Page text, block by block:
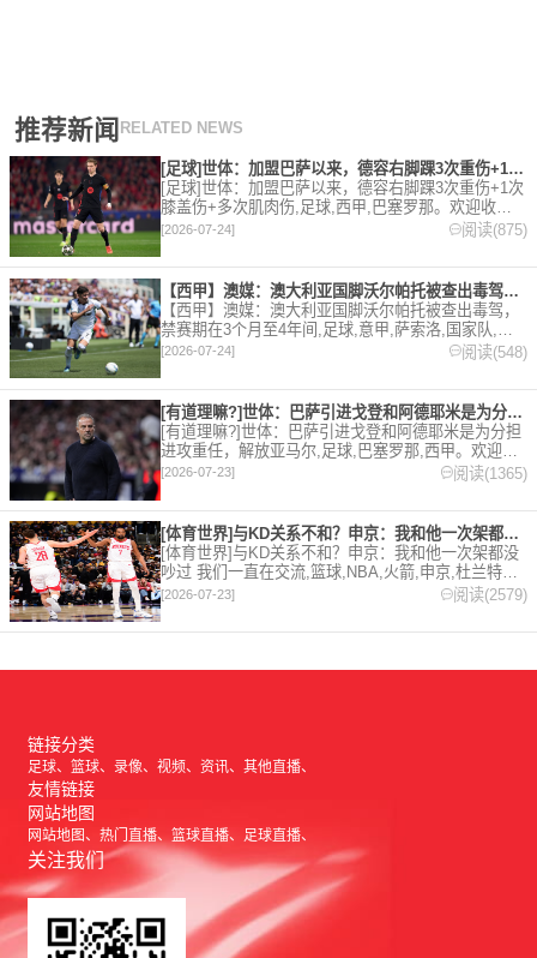
推荐新闻 RELATED NEWS
[足球]世体：加盟巴萨以来，德容右脚踝3次重伤+1次膝盖伤+
[足球]世体：加盟巴萨以来，德容右脚踝3次重伤+1次
膝盖伤+多次肌肉伤,足球,西甲,巴塞罗那。欢迎收藏
本站，24小时为你更新最新的足球，篮球体育资讯。
[2026-07-24] 阅读(875)
【西甲】澳媒：澳大利亚国脚沃尔帕托被查出毒驾，禁赛期在3个月
【西甲】澳媒：澳大利亚国脚沃尔帕托被查出毒驾，
禁赛期在3个月至4年间,足球,意甲,萨索洛,国家队,澳
大利亚,英超,西甲,德甲,法甲,五洲。欢迎收藏本站，
[2026-07-24] 阅读(548)
[有道理嘛?]世体：巴萨引进戈登和阿德耶米是为分担进攻重任，
[有道理嘛?]世体：巴萨引进戈登和阿德耶米是为分担
进攻重任，解放亚马尔,足球,巴塞罗那,西甲。欢迎收
藏本站，24小时为你更新最新的足球，篮球体育资
[2026-07-23] 阅读(1365)
[体育世界]与KD关系不和？申京：我和他一次架都没吵过 我们
[体育世界]与KD关系不和？申京：我和他一次架都没
吵过 我们一直在交流,篮球,NBA,火箭,申京,杜兰特。
欢迎收藏本站，24小时为你更新最新的足球，篮球体
育资讯。
[2026-07-23] 阅读(2579)
链接分类
足球 篮球 录像 视频 资讯 其他直播
友情链接
网站地图
网站地图 热门直播 篮球直播 足球直播
关注我们